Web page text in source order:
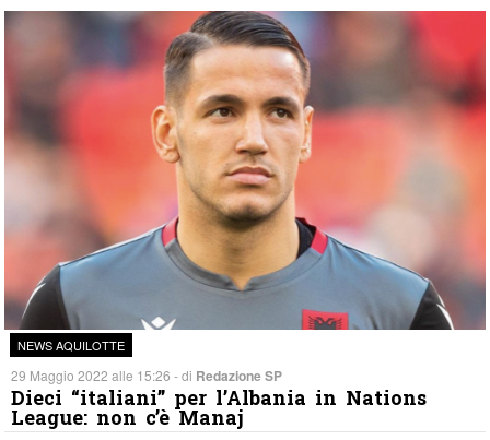
NEWS AQUILOTTE
29 Maggio 2022 alle 15:26 - di Redazione SP
Dieci “italiani” per l’Albania in Nations
League: non c’è Manaj